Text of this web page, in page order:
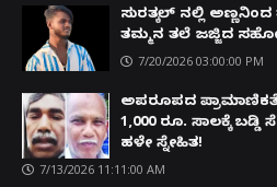
ಸುರತ್ಕಲ್ ನಲ್ಲಿ ಅಣ್ಣನಿಂದ
ತಮ್ಮನ ತಲೆ ಜಜ್ಜಿದ
7/20/2026 03:00:00 PM
ಅಪರೂಪದ
1,000 ರೂ. ಸಾಲಕ್ಕೆ
ಹಳೇ ಸ್ನೇಹಿತ!
7/13/2026 11:11:00 AM